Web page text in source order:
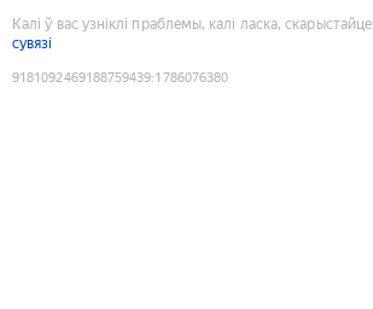
Калі ў вас узніклі праблемы, калі ласка, скарыстайце
сувязі
9181092469188759439:1786076380